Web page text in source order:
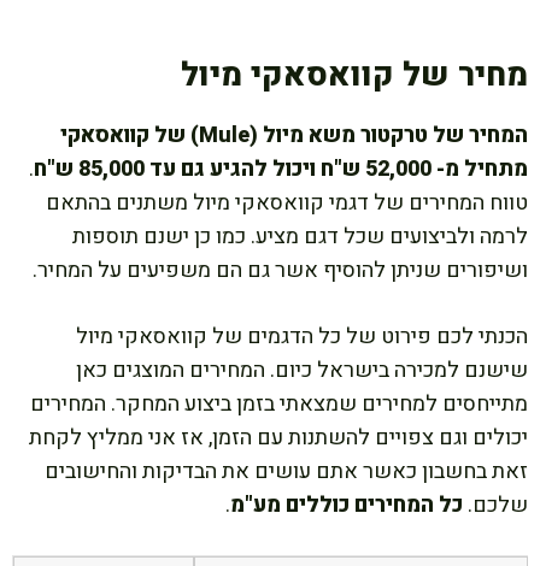
מחיר של קוואסאקי מיול
המחיר של טרקטור משא מיול (Mule) של קוואסאקי
מתחיל מ- 52,000 ש"ח ויכול להגיע גם עד 85,000 ש"ח
.
טווח המחירים של דגמי קוואסאקי מיול משתנים בהתאם
לרמה ולביצועים שכל דגם מציע. כמו כן ישנם תוספות
ושיפורים שניתן להוסיף אשר גם הם משפיעים על המחיר.
הכנתי לכם פירוט של כל הדגמים של קוואסאקי מיול
שישנם למכירה בישראל כיום. המחירים המוצגים כאן
מתייחסים למחירים שמצאתי בזמן ביצוע המחקר. המחירים
יכולים וגם צפויים להשתנות עם הזמן, אז אני ממליץ לקחת
זאת בחשבון כאשר אתם עושים את הבדיקות והחישובים
שלכם. כל המחירים כוללים מע"מ.